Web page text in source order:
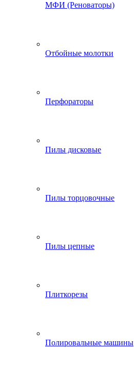
МФИ (Реноваторы)
Отбойные молотки
Перфораторы
Пилы дисковые
Пилы торцовочные
Пилы цепные
Плиткорезы
Полировальные машины